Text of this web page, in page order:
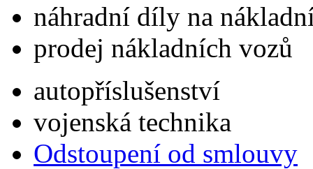
náhradní díly na
prodej nákladních vozů
autopříslušenství
vojenská technika
Odstoupení od smlouvy